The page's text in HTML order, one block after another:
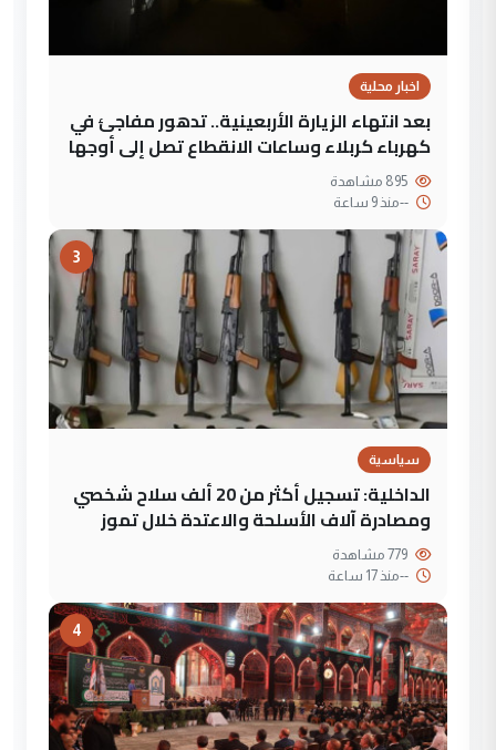
اخبار محلية
بعد انتهاء الزيارة الأربعينية.. تدهور مفاجئ في
كهرباء كربلاء وساعات الانقطاع تصل إلى أوجها
--منذ 9 ساعة
3
سياسية
الداخلية: تسجيل أكثر من 20 ألف سلاح شخصي
ومصادرة آلاف الأسلحة والاعتدة خلال تموز
--منذ 17 ساعة
4